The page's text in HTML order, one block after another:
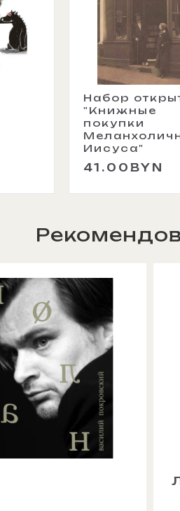
Набор
"Книжные
покупки
Иисуса"
41.00BYN